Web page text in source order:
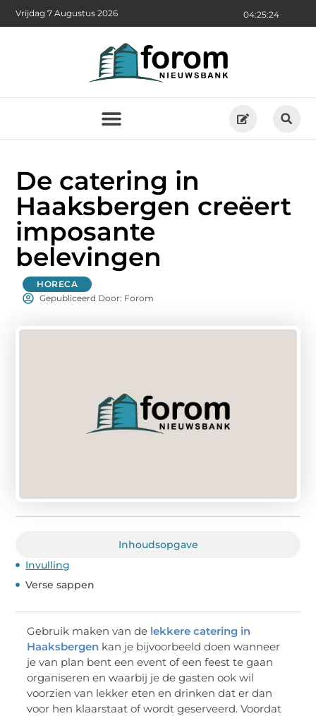
04:25:24
Vrijdag 7 Augustus 2026
De catering in
Haaksbergen creëert
imposante
belevingen
HORECA
Gepubliceerd Door: Forom
Inhoudsopgave
Invulling
Verse sappen
Gebruik maken van de lekkere catering in
Haaksbergen kan je bijvoorbeeld doen wanneer
je van plan bent een event of een feest te gaan
organiseren en waarbij je de gasten ook wil
voorzien van lekker eten en drinken dat er dan
voor hen klaarstaat of wordt geserveerd. Voordat